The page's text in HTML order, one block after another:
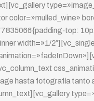
color=»mulled_wine»
top:
width=»1/
hasta fotografía tanto